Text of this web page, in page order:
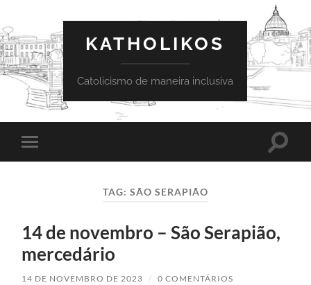
KATHOLIKOS
Catolicismo de maneira inclusiva
Toggle
mobile
Toggle
TAG: SÃO SERAPIÃO
14 de novembro – São Serapião,
mercedário
14 DE NOVEMBRO DE 2023 / 0 COMENTÁRIOS